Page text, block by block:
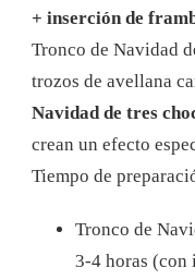
+ inserción de
Tronco de Navidad
trozos de avellana
Navidad de tres
crean un efecto
Tiempo de
Tronco de
3-4 horas (con